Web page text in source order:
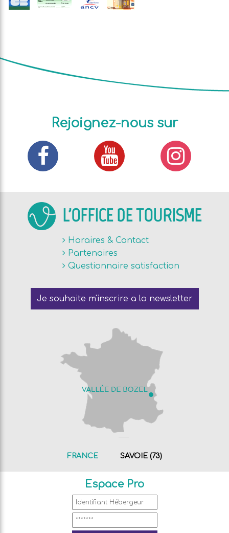
Rejoignez-nous sur
L'OFFICE DE TOURISME
Horaires & Contact
Partenaires
Questionnaire satisfaction
Je souhaite m'inscrire a la newsletter
FRANCE SAVOIE (73)
Espace Pro